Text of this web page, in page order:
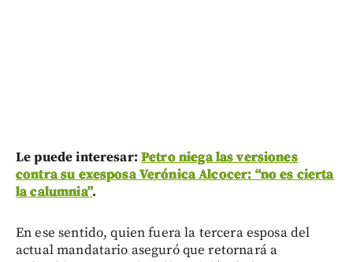
Le puede interesar: Petro niega las versiones
contra su exesposa Verónica Alcocer: “no es cierta
la calumnia”.
En ese sentido, quien fuera la tercera esposa del
actual mandatario aseguró que retornará a